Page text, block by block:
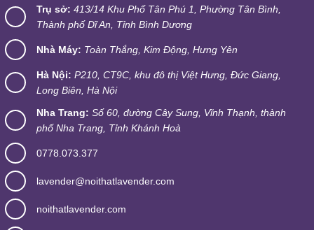
Trụ sở: 413/14 Khu Phố Tân Phú 1, Phường Tân Bình,
Thành phố Dĩ An, Tỉnh Bình Dương
Nhà Máy: Toàn Thắng, Kim Động, Hưng Yên
Hà Nội: P210, CT9C, khu đô thị Việt Hưng, Đức Giang,
Long Biên, Hà Nội
Nha Trang: Số 60, đường Cây Sung, Vĩnh Thạnh, thành
phố Nha Trang, Tỉnh Khánh Hoà
0778.073.377
lavender@noithatlavender.com
noithatlavender.com